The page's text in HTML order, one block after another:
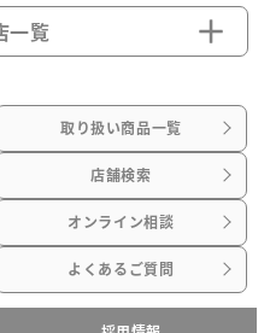
一覧
取り扱い商品一覧
店舗検索
オンライン相談
よくあるご質問